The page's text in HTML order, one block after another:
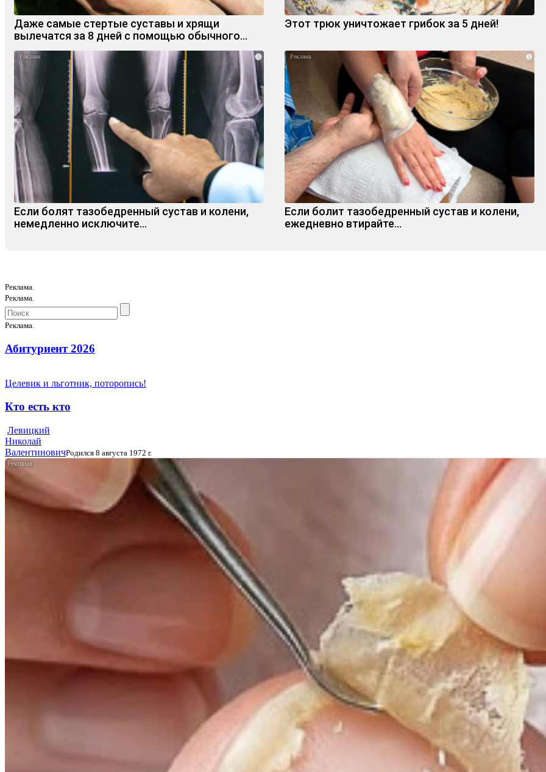
Даже самые стертые суставы и хрящи
вылечатся за 8 дней с помощью обычного…
Этот трюк уничтожает грибок за 5 дней!
i
Если болят тазобедренный сустав и колени,
немедленно исключите...
i
Если болит тазобедренный сустав и колени,
ежедневно втирайте...
Реклама.
Реклама.
Реклама.
Абитуриент 2026
Целевик и льготник, поторопись!
Кто есть кто
Левицкий
Николай
ВалентиновичРодился 8 августа 1972 г.